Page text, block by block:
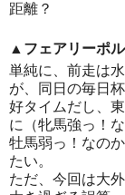
距離？
▲フェアリーポ
単純に、前走は
が、同日の毎日
好タイムだし、
に（牝馬強っ！
牡馬弱っ！なの
たい。
ただ、今回は大